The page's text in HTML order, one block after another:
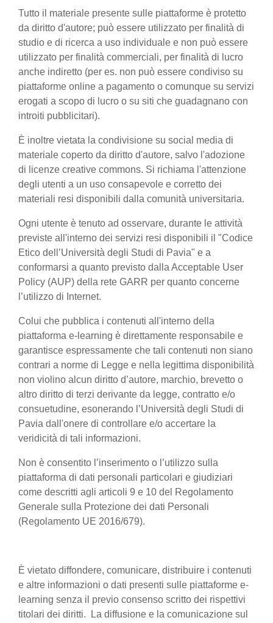
Tutto il materiale presente sulle piattaforme è protetto
da diritto d'autore; può essere utilizzato per finalità di
studio e di ricerca a uso individuale e non può essere
utilizzato per finalità commerciali, per finalità di lucro
anche indiretto (per es. non può essere condiviso su
piattaforme online a pagamento o comunque su servizi
erogati a scopo di lucro o su siti che guadagnano con
introiti pubblicitari).
È inoltre vietata la condivisione su social media di
materiale coperto da diritto d'autore, salvo l'adozione
di licenze creative commons. Si richiama l'attenzione
degli utenti a un uso consapevole e corretto dei
materiali resi disponibili dalla comunità universitaria.
Ogni utente è tenuto ad osservare, durante le attività
previste all'interno dei servizi resi disponibili il "Codice
Etico dell’Università degli Studi di Pavia" e a
conformarsi a quanto previsto dalla Acceptable User
Policy (AUP) della rete GARR per quanto concerne
l’utilizzo di Internet.
Colui che pubblica i contenuti all'interno della
piattaforma e-learning è direttamente responsabile e
garantisce espressamente che tali contenuti non siano
contrari a norme di Legge e nella legittima disponibilità
non violino alcun diritto d’autore, marchio, brevetto o
altro diritto di terzi derivante da legge, contratto e/o
consuetudine, esonerando l’Università degli Studi di
Pavia dall'onere di controllare e/o accertare la
veridicità di tali informazioni.
Non è consentito l’inserimento o l’utilizzo sulla
piattaforma di dati personali particolari e giudiziari
come descritti agli articoli 9 e 10 del Regolamento
Generale sulla Protezione dei dati Personali
(Regolamento UE 2016/679).
È vietato diffondere, comunicare, distribuire i contenuti
e altre informazioni o dati presenti sulle piattaforme e-
learning senza il previo consenso scritto dei rispettivi
titolari dei diritti. La diffusione e la comunicazione sul